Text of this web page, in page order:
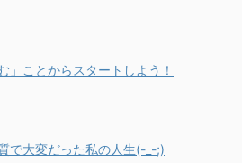
」ことからスタートしよう！
で大変だった私の人生(-_-;)